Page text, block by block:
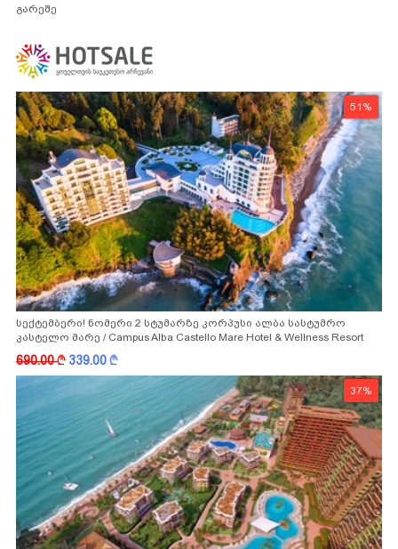
გარეშე
51%
სექტემბერი! ნომერი 2 სტუმარზე კორპუსი ალბა სასტუმრო
კასტელო მარე / Campus Alba Castello Mare Hotel & Wellness Resort
-სგან!
690.00k 339.00k
37%